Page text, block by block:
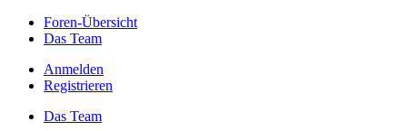
Foren-Übersicht
Das Team
Anmelden
Registrieren
Das Team